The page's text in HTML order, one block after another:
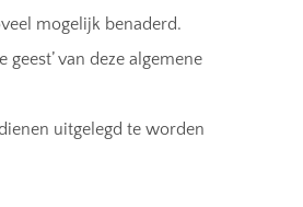
mogelijk benaderd.
van deze algemene
uitgelegd te worden